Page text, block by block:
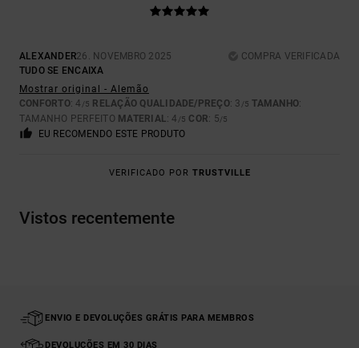
ALEXANDER26. NOVEMBRO 2025
COMPRA VERIFICADA
TUDO SE ENCAIXA
Mostrar original - Alemão
CONFORTO: 4 /5 RELAÇÃO QUALIDADE/PREÇO: 3 /5 TAMANHO:
TAMANHO PERFEITO MATERIAL: 4 /5 COR: 5/5
EU RECOMENDO ESTE PRODUTO
VERIFICADO POR TRUSTVILLE
Vistos recentemente
ENVIO E DEVOLUÇÕES GRÁTIS PARA MEMBROS
DEVOLUÇÕES EM 30 DIAS